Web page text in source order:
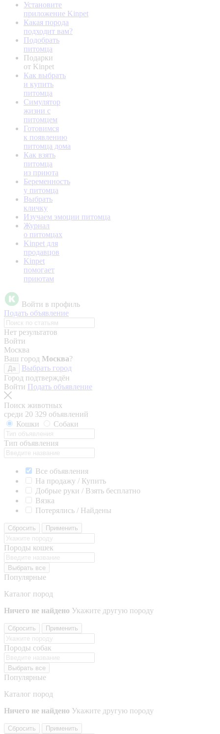
Установите
приложение Kinpet
Какая порода
подходит вам?
Подобрать
питомца
Подарки
от Kinpet
Как выбрать
и купить
питомца
Симулятор
жизни с
питомцем
Готовимся
к появлению
питомца дома
Как взять
питомца
из приюта
Беременность
у питомца
Выбрать
кличку
Изучаем эмоции питомца
Журнал
о питомцах
Kinpet для
продавцов
Kinpet
помогает
приютам
Войти в профиль
Подать объявление
Нет результатов
Войти
Москва
Ваш город Москва?
Да
Выбрать город
Город подтверждён
Войти Подать объявление
Поиск животных
среди 20 329 объявлений
Кошки
Собаки
Тип объявления
Все объявления
На продажу / Купить
Добрые руки / Взять бесплатно
Вязка
Потерялись / Найдены
Сбросить Применить
Породы кошек
Выбрать все
Популярные
Каталог пород
Ничего не найдено Укажите другую породу
Сбросить Применить
Породы собак
Выбрать все
Популярные
Каталог пород
Ничего не найдено Укажите другую породу
Сбросить Применить